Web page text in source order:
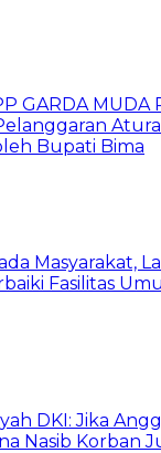
GARDA MUDA
Bupati Bima
Masyarakat,
Fasilitas
DKI: Jika
Nasib Korban